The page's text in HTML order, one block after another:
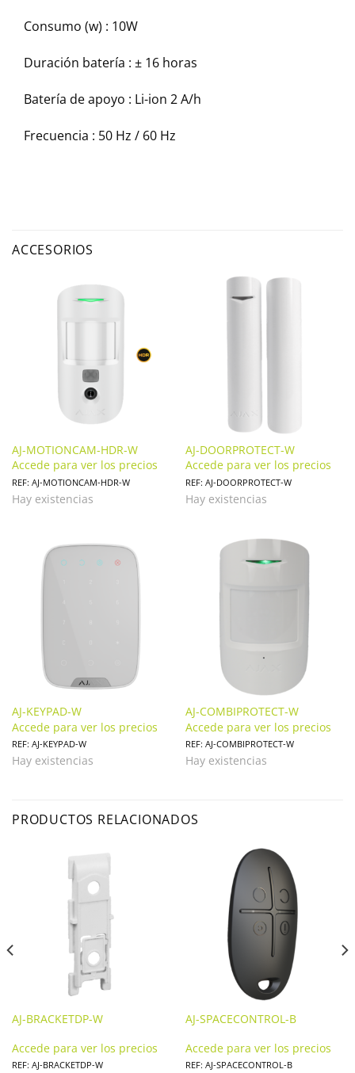
Consumo (w) : 10W
Duración batería : ± 16 horas
Batería de apoyo : Li-ion 2 А/h
Frecuencia : 50 Hz / 60 Hz
ACCESORIOS
AJ-MOTIONCAM-HDR-W
Accede para ver los precios
REF: AJ-MOTIONCAM-HDR-W
Hay existencias
AJ-DOORPROTECT-W
Accede para ver los precios
REF: AJ-DOORPROTECT-W
Hay existencias
AJ-KEYPAD-W
Accede para ver los precios
REF: AJ-KEYPAD-W
Hay existencias
AJ-COMBIPROTECT-W
Accede para ver los precios
REF: AJ-COMBIPROTECT-W
Hay existencias
PRODUCTOS RELACIONADOS
AJ-BRACKETDP-W
Accede para ver los precios
REF: AJ-BRACKETDP-W
AJ-SPACECONTROL-B
Accede para ver los precios
REF: AJ-SPACECONTROL-B